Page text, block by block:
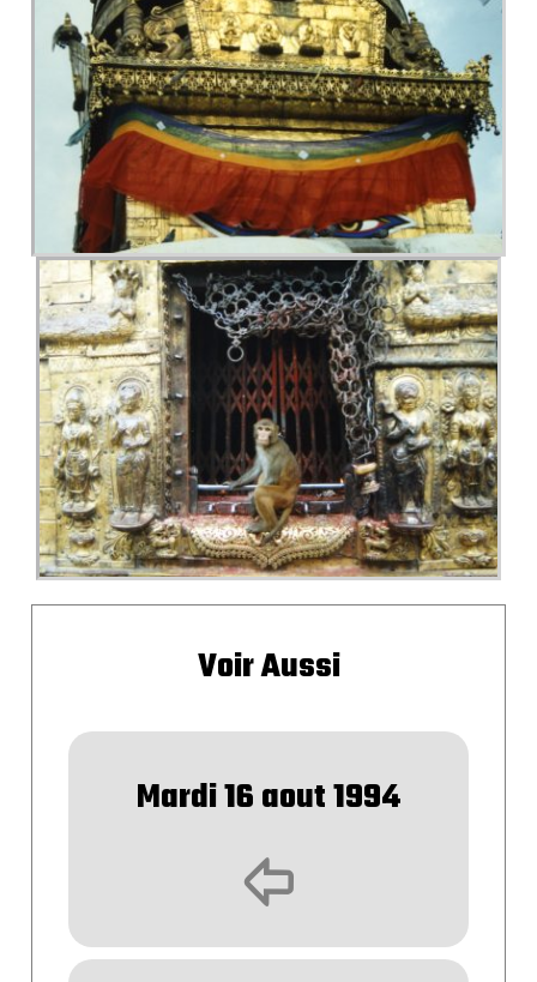
Voir Aussi
Mardi 16 aout 1994
þ